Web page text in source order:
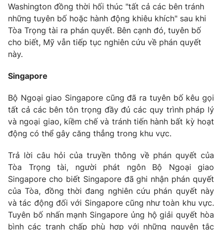
THỜI BÁO VTV
Theo dõi báo trên
Cơ quan chủ quản:
Cơ quan báo chí: Thời báo VTV
Giấy phép hoạt động báo in và báo điện tử số 483/GP-BTTTT
cấp ngày 29/12/2023
Tổng Biên tập:Vũ Thanh Thủy
Nguyễn Trọng Ninh
Tổng đài VTV:
024.38 355 931 - 024.38 355 932
Ðiện thoại Thời báo VTV:024.66 897 897
Email:
toasoan@vtv.vn
Liên hệ quảng cáo:
024-7300.7108
Washington đồng thời hối thúc "tất cả các bên tránh
những tuyên bố hoặc hành động khiêu khích" sau khi
Tòa Trọng tài ra phán quyết. Bên cạnh đó, tuyên bố
cho biết, Mỹ vẫn tiếp tục nghiên cứu về phán quyết
này.
Singapore
Bộ Ngoại giao Singapore cũng đã ra tuyên bố kêu gọi
tất cả các bên tôn trọng đầy đủ các quy trình pháp lý
và ngoại giao, kiềm chế và tránh tiến hành bất kỳ hoạt
động có thể gây căng thẳng trong khu vực.
Trả lời câu hỏi của truyền thông về phán quyết của
Tòa Trọng tài, người phát ngôn Bộ Ngoại giao
Singapore cho biết Singapore đã ghi nhận phán quyết
của Tòa, đồng thời đang nghiên cứu phán quyết này
và tác động đối với Singapore cũng như toàn khu vực.
Tuyên bố nhấn mạnh Singapore ủng hộ giải quyết hòa
bình các tranh chấp phù hợp với những nguyên tắc